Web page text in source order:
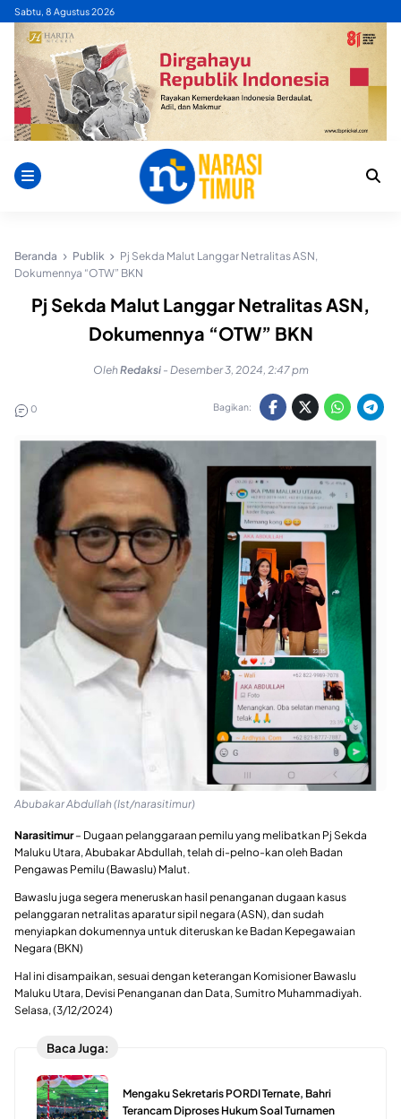
Skip
content
Sabtu, 8 Agustus 2026
Beranda Publik
Pj Sekda Malut Langgar Netralitas ASN,
Dokumennya “OTW” BKN
Pj Sekda Malut Langgar Netralitas ASN,
Dokumennya “OTW” BKN
OlehRedaksi - Desember 3, 2024, 2:47 pm
0 Bagikan:
Abubakar Abdullah (Ist/narasitimur)
Narasitimur– Dugaan pelanggaraan pemilu yang melibatkan Pj Sekda
Maluku Utara, Abubakar Abdullah, telah di-pelno-kan oleh Badan
Pengawas Pemilu (Bawaslu) Malut.
Bawaslu juga segera meneruskan hasil penanganan dugaan kasus
pelanggaran netralitas aparatur sipil negara (ASN), dan sudah
menyiapkan dokumennya untuk diteruskan ke Badan Kepegawaian
Negara (BKN)
Hal ini disampaikan, sesuai dengan keterangan Komisioner Bawaslu
Maluku Utara, Devisi Penanganan dan Data, Sumitro Muhammadiyah.
Selasa, (3/12/2024)
Baca Juga:
Mengaku Sekretaris PORDI Ternate, Bahri
Terancam Diproses Hukum Soal Turnamen